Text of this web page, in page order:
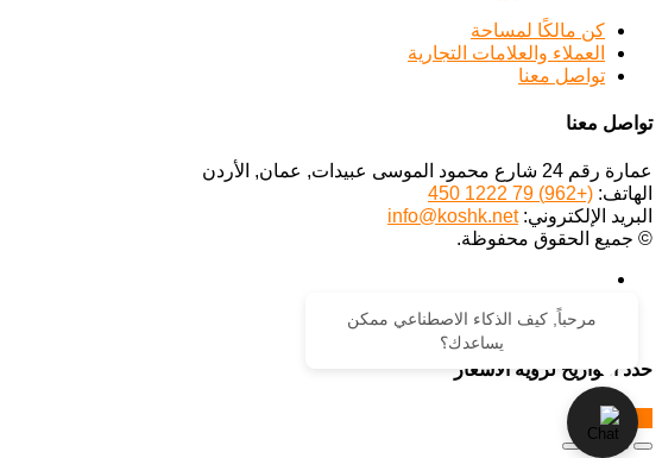
كن مالكًا لمساحة
العملاء والعلامات التجارية
تواصل معنا
تواصل معنا
عمارة رقم 24 شارع محمود الموسى عبيدات, عمان, الأردن
الهاتف: (+962) 79 1222 450
البريد الإلكتروني:info@koshk.net
© جميع الحقوق محفوظة.
حدد التواريخ لرؤية الأسعار
احجز الآن
مرحباً, كيف الذكاء الاصطناعي ممكن
يساعدك؟